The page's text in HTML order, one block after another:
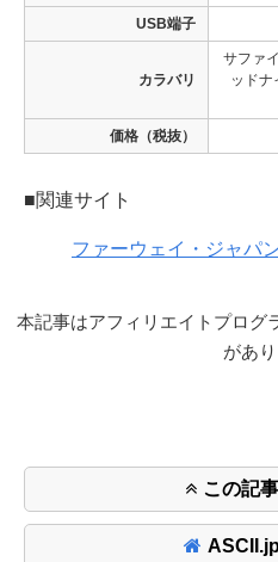
USB端子
カラバリ
サファ
ッド
価格（税抜）
■関連サイト
ファーウェイ・ジャパ
本記事はアフィリエイトプログ
があ
この記